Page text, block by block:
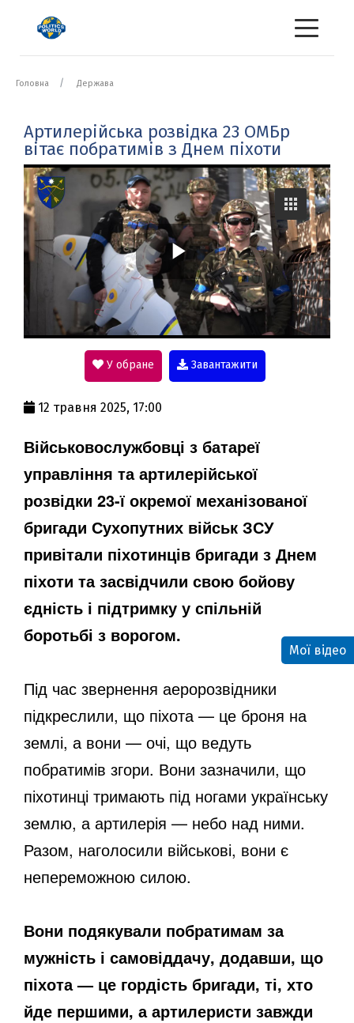
Головна Держава
Артилерійська розвідка 23 ОМБр
вітає побратимів з Днем піхоти
P
l
a
y
V
i
d
o
У обране Завантажити
12 травня 2025, 17:00
Військовослужбовці з батареї
управління та артилерійської
розвідки 23-ї окремої механізованої
бригади Сухопутних військ ЗСУ
привітали піхотинців бригади з Днем
піхоти та засвідчили свою бойову
єдність і підтримку у спільній
боротьбі з ворогом.
Під час звернення аеророзвідники
підкреслили, що піхота — це броня на
землі, а вони — очі, що ведуть
побратимів згори. Вони зазначили, що
піхотинці тримають під ногами українську
землю, а артилерія — небо над ними.
Разом, наголосили військові, вони є
непереможною силою.
Вони подякували побратимам за
мужність і самовіддачу, додавши, що
піхота — це гордість бригади, ті, хто
йде першими, а артилеристи завжди
Мої відео